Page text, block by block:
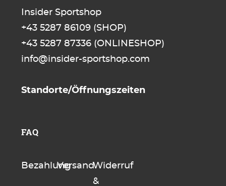
Insider Sportshop
+43 5287 86109 (SHOP)
+43 5287 87336 (ONLINESHOP)
info@insider-sportshop.com
Standorte/Öffnungszeiten
FAQ
BezahlungVersandWiderruf
&